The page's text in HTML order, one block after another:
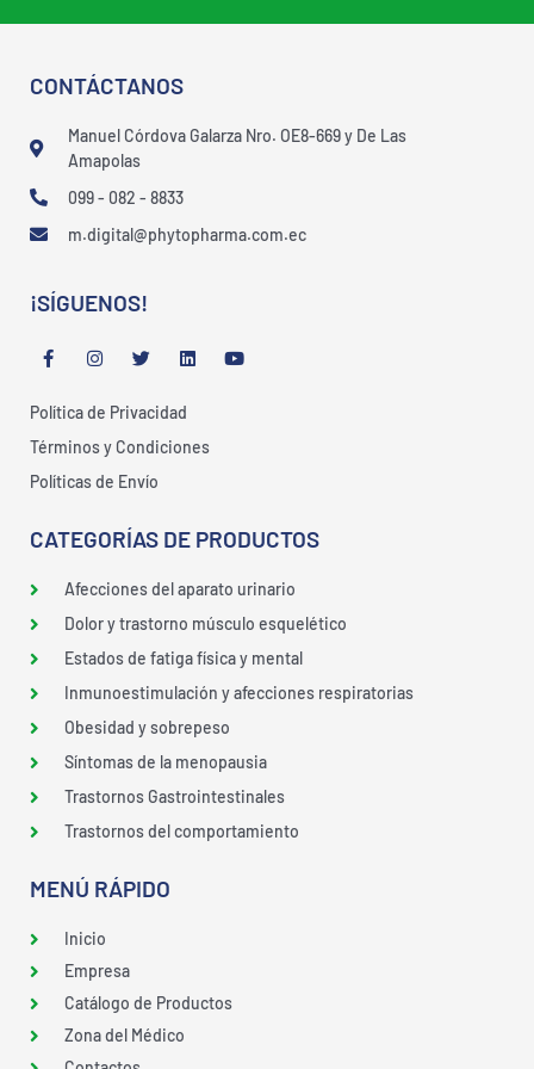
CONTÁCTANOS
Manuel Córdova Galarza Nro. OE8-669 y De Las
Amapolas
099 - 082 - 8833
m.digital@phytopharma.com.ec
¡SÍGUENOS!
F
a
e
b
o
k
-
I
n
t
a
r
a
m
T
w
t
r
L
i
k
e
i
Y
o
Política de Privacidad
Términos y Condiciones
Políticas de Envío
CATEGORÍAS DE PRODUCTOS
Afecciones del aparato urinario
Dolor y trastorno músculo esquelético
Estados de fatiga física y mental
Inmunoestimulación y afecciones respiratorias
Obesidad y sobrepeso
Síntomas de la menopausia
Trastornos Gastrointestinales
Trastornos del comportamiento
MENÚ RÁPIDO
Inicio
Empresa
Catálogo de Productos
Zona del Médico